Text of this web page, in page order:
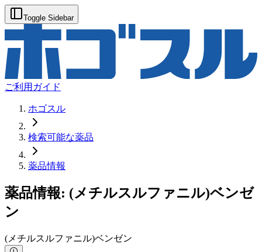
Toggle Sidebar
ご利用ガイド
ホゴスル
検索可能な薬品
薬品情報
薬品情報: (メチルスルファニル)ベンゼ
ン
(メチルスルファニル)ベンゼン